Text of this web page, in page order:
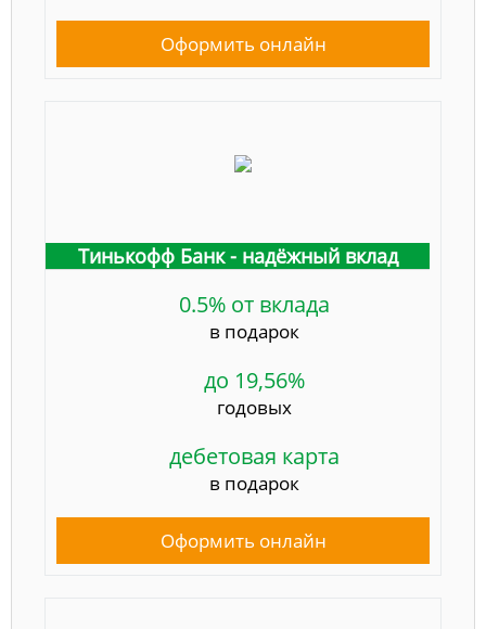
Оформить онлайн
Тинькофф Банк - надёжный вклад
0.5% от вклада
в подарок
до 19,56%
годовых
дебетовая карта
в подарок
Оформить онлайн